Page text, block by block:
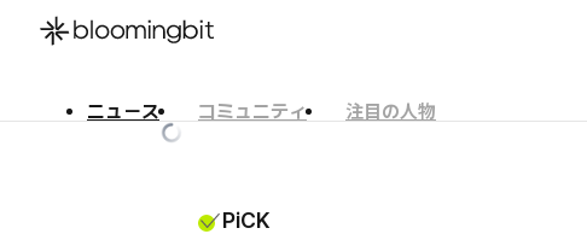
ニュース コミュニティ
注目の人物
PiCK